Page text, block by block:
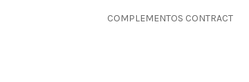
COMPLEMENTOS CONTRACT